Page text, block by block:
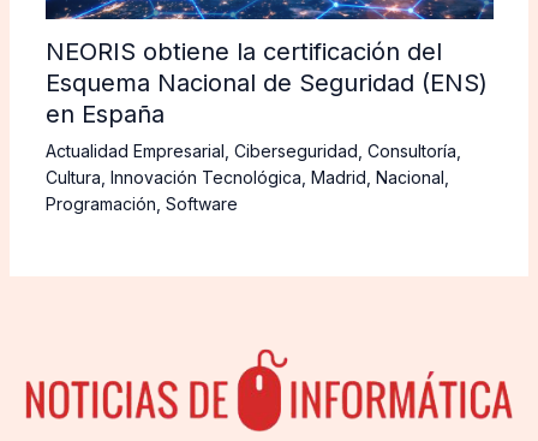
NEORIS obtiene la certificación del
Esquema Nacional de Seguridad (ENS)
en España
Actualidad Empresarial Ciberseguridad Consultoría
Cultura Innovación Tecnológica Madrid Nacional
Programación Software